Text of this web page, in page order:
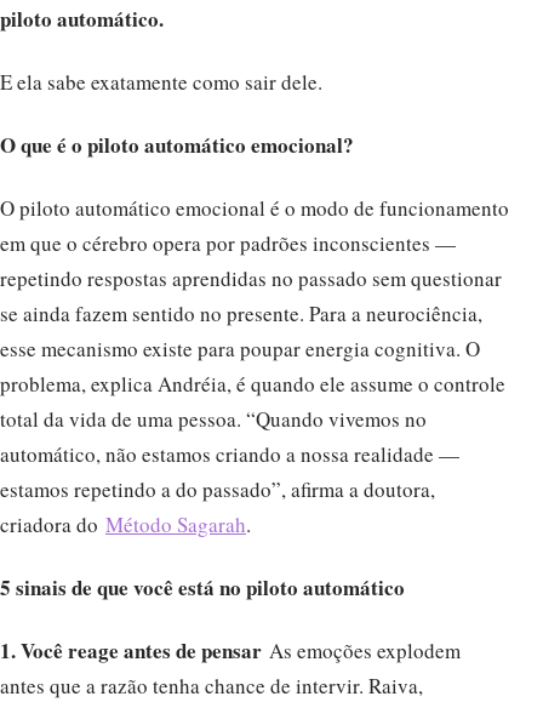
piloto automático.
E ela sabe exatamente como sair dele.
O que é o piloto automático emocional?
O piloto automático emocional é o modo de funcionamento
em que o cérebro opera por padrões inconscientes —
repetindo respostas aprendidas no passado sem questionar
se ainda fazem sentido no presente. Para a neurociência,
esse mecanismo existe para poupar energia cognitiva. O
problema, explica Andréia, é quando ele assume o controle
total da vida de uma pessoa. “Quando vivemos no
automático, não estamos criando a nossa realidade —
estamos repetindo a do passado”, afirma a doutora,
criadora do Método Sagarah.
5 sinais de que você está no piloto automático
1. Você reage antes de pensar As emoções explodem
antes que a razão tenha chance de intervir. Raiva,